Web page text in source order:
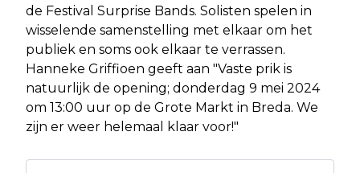
de Festival Surprise Bands. Solisten spelen in
wisselende samenstelling met elkaar om het
publiek en soms ook elkaar te verrassen.
Hanneke Griffioen geeft aan "Vaste prik is
natuurlijk de opening; donderdag 9 mei 2024
om 13:00 uur op de Grote Markt in Breda. We
zijn er weer helemaal klaar voor!"